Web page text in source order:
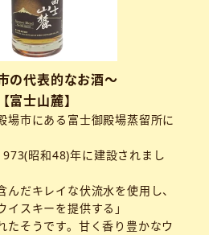
の代表的なお酒～
【富士山麓】
場市にある富士御殿場蒸留所に
昭和48)年に建設されまし
んだキレイな伏流水を使用し、
イスキーを提供する」
たそうです。甘く香り豊かなウ